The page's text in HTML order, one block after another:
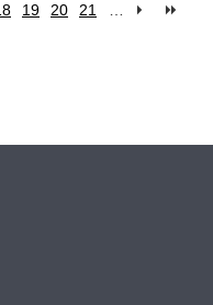
19 20 21